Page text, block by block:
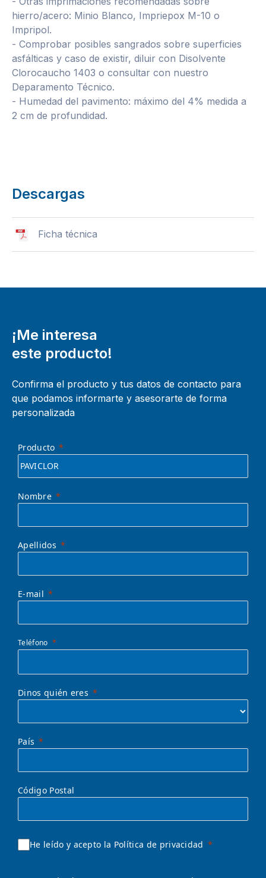
hierro/acero: Minio Blanco, Impriepox M-10 o
Impripol.
- Comprobar posibles sangrados sobre superficies
asfálticas y caso de existir, diluir con Disolvente
Clorocaucho 1403 o consultar con nuestro
Deparamento Técnico.
- Humedad del pavimento: máximo del 4% medida a
2 cm de profundidad.
Descargas
Ficha técnica
¡Me interesa
este producto!
Confirma el producto y tus datos de contacto para
que podamos informarte y asesorarte de forma
personalizada
Producto
Nombre
Apellidos
E-mail
Teléfono
Dinos quién eres
País
Código Postal
He leído y acepto la Política de privacidad